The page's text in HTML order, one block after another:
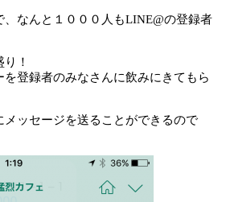
、なんと１０００人もLINE@の登録者
！
登録者のみなさんに飲みにきてもら
メッセージを送ることができるので